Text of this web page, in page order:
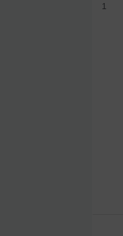
1